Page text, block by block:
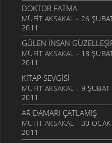
SEN VARSIN BU ŞEHIRDE
ŞIIRLER- 10 HAZIRAN 2010
SEVDANIN PANAYIRI
ŞIIRLER - 23 MAYIS 2010
BITMEZ BU AĞLAYIŞLAR
ŞIIRLER- 7 MAYIS 2010
NAZAR BONCUĞU GIBI
ŞIIRLER
YALANMIŞ
ŞIIRLER- 10 NISAN 2010
İNADINA YAŞAMAK
DOKTOR FATMA
MÜFIT AKSAKAL - 26
2011
GÜLEN İNSAN
MÜFIT AKSAKAL - 18
2011
KITAP SEVGISI
MÜFIT AKSAKAL - 9 ŞUBAT
2011
AR DAMARI ÇATLAMIŞ
MÜFIT AKSAKAL - 30 OCAK
2011